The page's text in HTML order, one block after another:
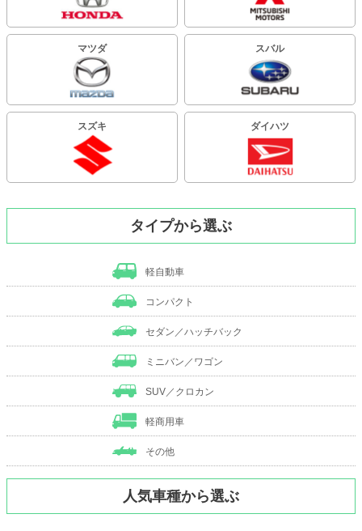
マツダ スバル
スズキ ダイハツ
タイプから選ぶ
軽自動車
コンパクト
セダン／ハッチバック
ミニバン／ワゴン
SUV／クロカン
軽商用車
その他
人気車種から選ぶ